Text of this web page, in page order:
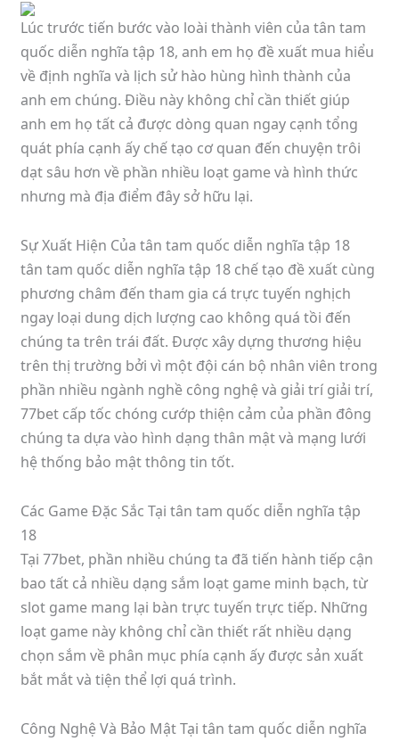
Lúc trước tiến bước vào loài thành viên của tân tam
quốc diễn nghĩa tập 18, anh em họ đề xuất mua hiểu
về định nghĩa và lịch sử hào hùng hình thành của
anh em chúng. Điều này không chỉ cần thiết giúp
anh em họ tất cả được dòng quan ngay cạnh tổng
quát phía cạnh ấy chế tạo cơ quan đến chuyện trôi
dạt sâu hơn về phần nhiều loạt game và hình thức
nhưng mà địa điểm đây sở hữu lại.
Sự Xuất Hiện Của tân tam quốc diễn nghĩa tập 18
tân tam quốc diễn nghĩa tập 18 chế tạo đề xuất cùng
phương châm đến tham gia cá trực tuyến nghịch
ngay loại dung dịch lượng cao không quá tồi đến
chúng ta trên trái đất. Được xây dựng thương hiệu
trên thị trường bởi vì một đội cán bộ nhân viên trong
phần nhiều ngành nghề công nghệ và giải trí giải trí,
77bet cấp tốc chóng cướp thiện cảm của phần đông
chúng ta dựa vào hình dạng thân mật và mạng lưới
hệ thống bảo mật thông tin tốt.
Các Game Đặc Sắc Tại tân tam quốc diễn nghĩa tập
18
Tại 77bet, phần nhiều chúng ta đã tiến hành tiếp cận
bao tất cả nhiều dạng sắm loạt game minh bạch, từ
slot game mang lại bàn trực tuyến trực tiếp. Những
loạt game này không chỉ cần thiết rất nhiều dạng
chọn sắm về phân mục phía cạnh ấy được sản xuất
bắt mắt và tiện thể lợi quá trình.
Công Nghệ Và Bảo Mật Tại tân tam quốc diễn nghĩa